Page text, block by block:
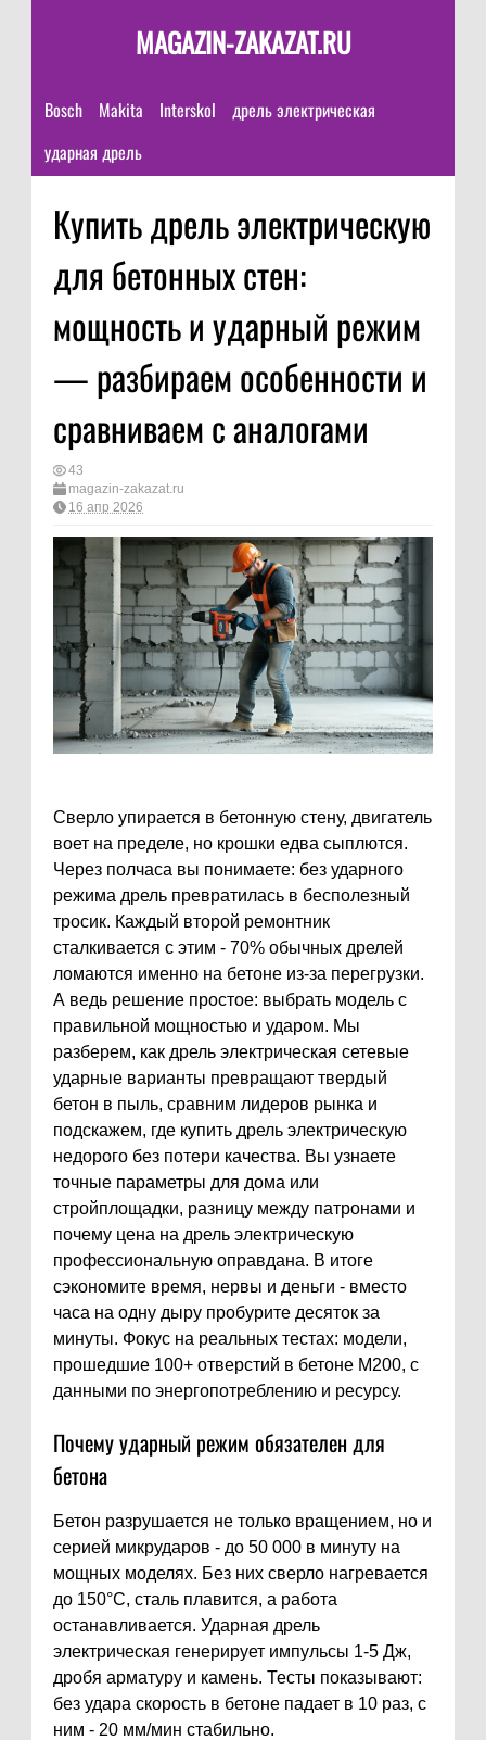
MAGAZIN-ZAKAZAT.RU
Bosch Makita Interskol
дрель электрическая
ударная дрель
Купить дрель электрическую
для бетонных стен:
мощность и ударный режим
— разбираем особенности и
сравниваем с аналогами
43
magazin-zakazat.ru
16 апр 2026
Сверло упирается в бетонную стену, двигатель
воет на пределе, но крошки едва сыплются.
Через полчаса вы понимаете: без ударного
режима дрель превратилась в бесполезный
тросик. Каждый второй ремонтник
сталкивается с этим - 70% обычных дрелей
ломаются именно на бетоне из-за перегрузки.
А ведь решение простое: выбрать модель с
правильной мощностью и ударом. Мы
разберем, как дрель электрическая сетевые
ударные варианты превращают твердый
бетон в пыль, сравним лидеров рынка и
подскажем, где купить дрель электрическую
недорого без потери качества. Вы узнаете
точные параметры для дома или
стройплощадки, разницу между патронами и
почему цена на дрель электрическую
профессиональную оправдана. В итоге
сэкономите время, нервы и деньги - вместо
часа на одну дыру пробурите десяток за
минуты. Фокус на реальных тестах: модели,
прошедшие 100+ отверстий в бетоне M200, с
данными по энергопотреблению и ресурсу.
Почему ударный режим обязателен для
бетона
Бетон разрушается не только вращением, но и
серией микрударов - до 50 000 в минуту на
мощных моделях. Без них сверло нагревается
до 150°C, сталь плавится, а работа
останавливается. Ударная дрель
электрическая генерирует импульсы 1-5 Дж,
дробя арматуру и камень. Тесты показывают:
без удара скорость в бетоне падает в 10 раз, с
ним - 20 мм/мин стабильно.